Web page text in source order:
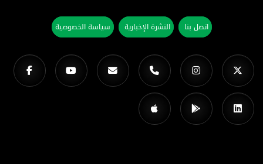
اتصل بنا النشرة الإخبارية سياسة الخصوصية